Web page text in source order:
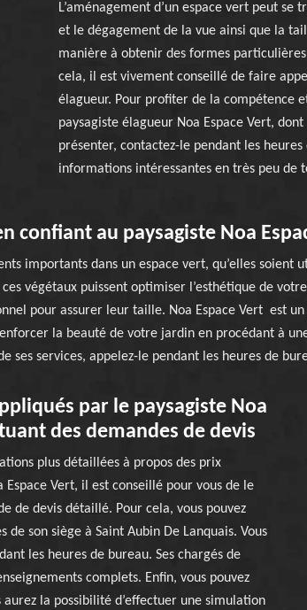
L’aménagement d’un espace vert peut se
et le dégagement de la vue ainsi que la
manière à obtenir des formes
cela, il est vivement conseillé de faire
élagueur. Pour profiter de la compétence
paysagiste élagueur Noa Espace Vert,
présenter, contactez-le pendant les
informations intéressantes en très peu de
confiant au paysagiste Noa
importants dans un espace vert, qu’elles soient
végétaux puissent optimiser l’esthétique de
pour assurer leur taille. Noa Espace Vert est
la beauté de votre jardin en procédant à
ses services, appelez-le pendant les heures de
par le paysagiste Noa
des demandes de devis
plus détaillées à propos des prix
Vert, il est conseillé pour vous de le
de devis détaillé. Pour cela, vous pouvez
son siège à Saint Aubin De Lanquais. Vous
les heures de bureau. Ses chargés de
complets. Enfin, vous pouvez
la possibilité d’effectuer une simulation